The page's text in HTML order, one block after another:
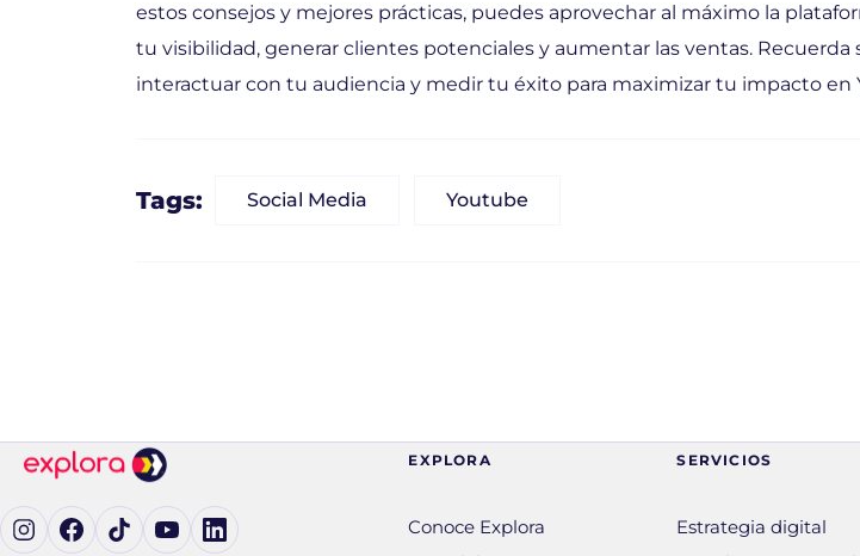
estos consejos y mejores prácticas, puedes aprovechar al máximo la
tu visibilidad, generar clientes potenciales y aumentar las ventas. Recuerda
interactuar con tu audiencia y medir tu éxito para maximizar tu impacto en
Tags: Social Media Youtube
Ig (se abre en una pestaña nueva)
Fb (se abre en una pestaña nueva)
tK (se abre en una pestaña nueva)
yT (se abre en una pestaña nueva)
in (se abre en una pestaña nueva)
EXPLORA
Conoce Explora
SERVICIOS
Estrategia digital